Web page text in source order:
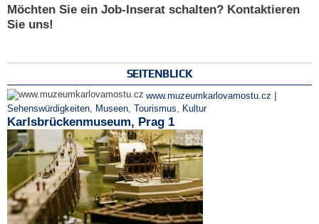
Möchten Sie ein Job-Inserat schalten? Kontaktieren
Sie uns!
SEITENBLICK
www.muzeumkarlovamostu.cz |
Sehenswürdigkeiten, Museen, Tourismus, Kultur
Karlsbrückenmuseum, Prag 1